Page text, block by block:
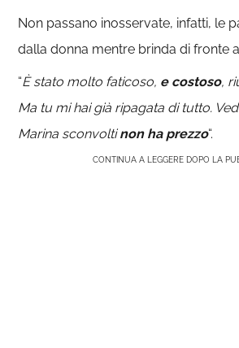
Non passano inosservate, infatti, le
dalla donna mentre brinda di fronte
“È stato molto faticoso, e costoso,
Ma tu mi hai già ripagata di tutto.
Marina sconvoltinon ha prezzo“.
CONTINUA A LEGGERE DOPO LA